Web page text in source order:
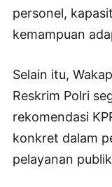
personel,
kemampuan
Selain itu,
Reskrim Polri
rekomendasi
konkret dalam
pelayanan